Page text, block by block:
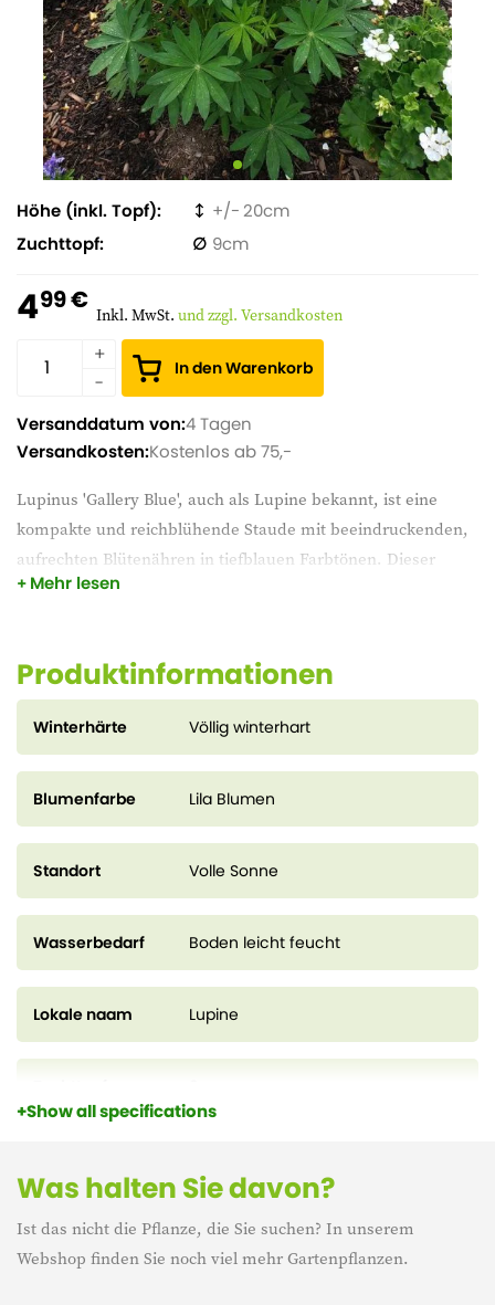
Lupinus 'Gallery Blue', auch als Lupine bekannt, ist eine
kompakte und reichblühende Staude mit beeindruckenden,
aufrechten Blütenähren in tiefblauen Farbtönen. Dieser
auffällige Sommerblüher eignet sich hervorragend für
sauren Boden. Dank ihres kompakten Wuchses ist die
Gallery Blue auch für kleinere Gärten und Töpfe sehr gut
geeignet. Außerdem zieht sie Bienen und Schmetterlinge an.
Mehr lesen
Höhe (inkl. Topf)
20
Zuchttopf
9
499 € Inkl. MwSt. und zzgl. Versandkosten
In den Warenkorb
Versanddatum von:4 Tagen
Versandkosten:Kostenlos ab 75,-
Produktinformationen
Winterhärte Völlig winterhart
Blumenfarbe Lila Blumen
Standort Volle Sonne
Wasserbedarf Boden leicht feucht
Lokale naam Lupine
Blühzeit mei – juli
Show all specifications
Was halten Sie davon?
Ist das nicht die Pflanze, die Sie suchen? In unserem
Webshop finden Sie noch viel mehr Gartenpflanzen.